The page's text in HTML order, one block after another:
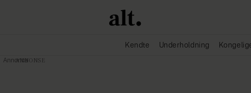
Kendte Underholdning
Annonce